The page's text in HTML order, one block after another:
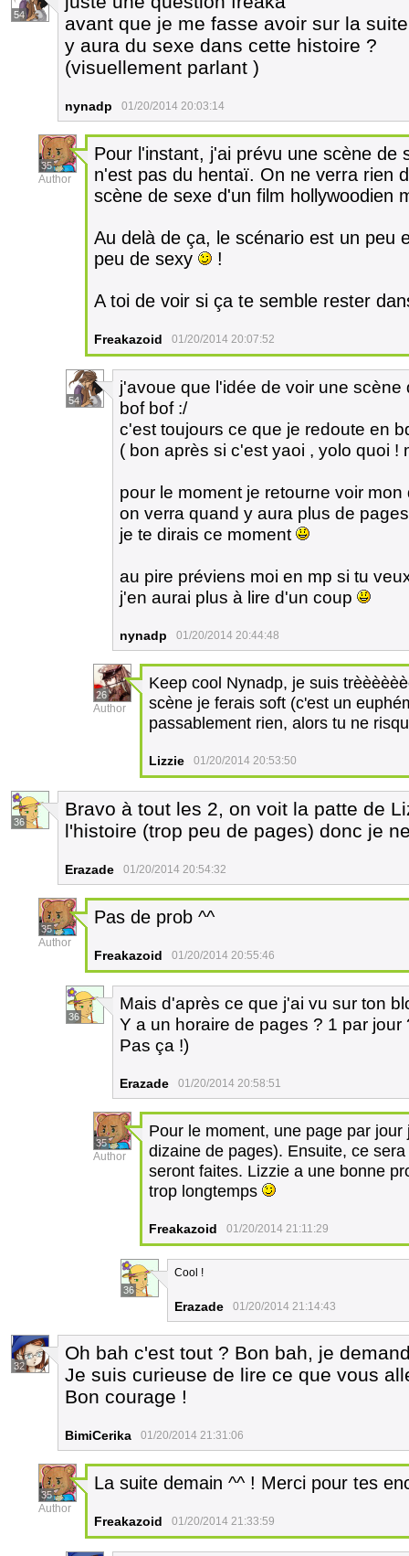
54
avant que je me fasse avoir sur la suite
y aura du sexe dans cette histoire ?
(visuellement parlant )
nynadp 01/20/2014 20:03:14
35
Author
Pour l'instant, j'ai prévu une scène de
n'est pas du hentaï. On ne verra rien
scène de sexe d'un film hollywoodien
Au delà de ça, le scénario est un peu
peu de sexy
!
A toi de voir si ça te semble rester
Freakazoid 01/20/2014 20:07:52
54
j'avoue que l'idée de voir une scène
bof bof :/
c'est toujours ce que je redoute en
( bon après si c'est yaoi , yolo quoi !
pour le moment je retourne voir mon
on verra quand y aura plus de
je te dirais ce moment
au pire préviens moi en mp si tu
j'en aurai plus à lire d'un coup
nynadp 01/20/2014 20:44:48
26
Author
Keep cool Nynadp, je suis
scène je ferais soft (c'est un
passablement rien, alors tu ne
Lizzie 01/20/2014 20:53:50
36
Bravo à tout les 2, on voit la patte de
l'histoire (trop peu de pages) donc je
Erazade 01/20/2014 20:54:32
35
Author
Pas de prob ^^
Freakazoid 01/20/2014 20:55:46
36
Mais d'après ce que j'ai vu sur ton
Y a un horaire de pages ? 1 par
Pas ça !)
Erazade 01/20/2014 20:58:51
35
Author
Pour le moment, une page par
dizaine de pages). Ensuite, ce
seront faites. Lizzie a une bonne
trop longtemps
Freakazoid 01/20/2014 21:11:29
36
Cool !
Erazade 01/20/2014 21:14:43
32
Oh bah c'est tout ? Bon bah, je
Je suis curieuse de lire ce que vous
Bon courage !
BimiCerika 01/20/2014 21:31:06
35
Author
La suite demain ^^ ! Merci pour tes
Freakazoid 01/20/2014 21:33:59